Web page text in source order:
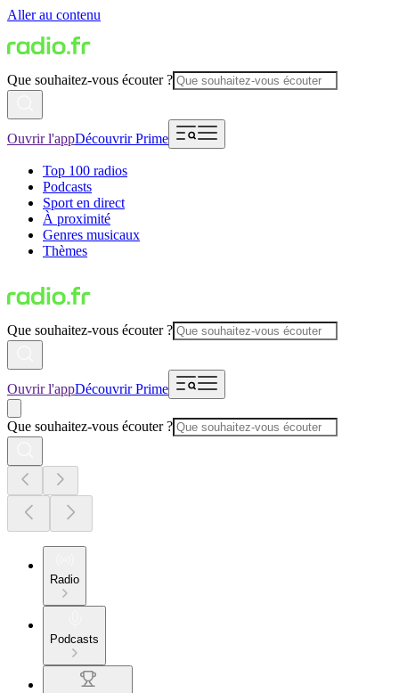
Aller au contenu
Que souhaitez-vous écouter ?
Ouvrir l'appDécouvrir Prime
Top 100 radios
Podcasts
Sport en direct
À proximité
Genres musicaux
Thèmes
Que souhaitez-vous écouter ?
Ouvrir l'appDécouvrir Prime
Que souhaitez-vous écouter ?
Radio
Podcasts